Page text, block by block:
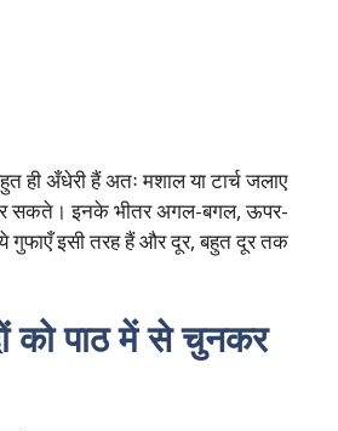
ही अँधेरी हैं अतः मशाल या टार्च जलाए
सकते। इनके भीतर अगल-बगल, ऊपर-
गुफाएँ इसी तरह हैं और दूर, बहुत दूर तक
को पाठ में से चुनकर